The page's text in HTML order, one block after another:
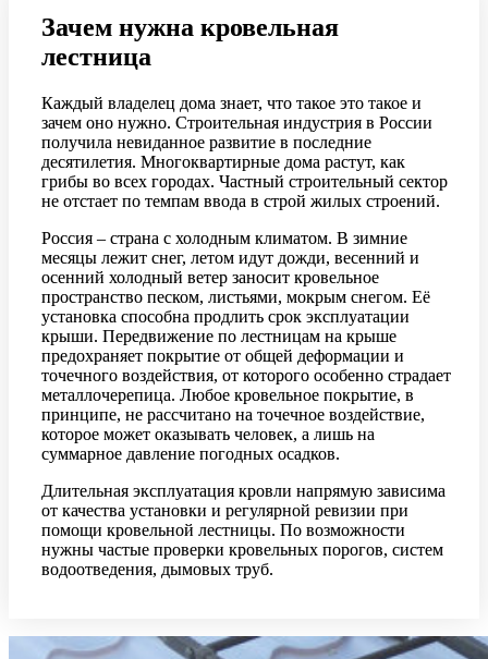
Зачем нужна кровельная
лестница
Каждый владелец дома знает, что такое это такое и
зачем оно нужно. Строительная индустрия в России
получила невиданное развитие в последние
десятилетия. Многоквартирные дома растут, как
грибы во всех городах. Частный строительный сектор
не отстает по темпам ввода в строй жилых строений.
Россия – страна с холодным климатом. В зимние
месяцы лежит снег, летом идут дожди, весенний и
осенний холодный ветер заносит кровельное
пространство песком, листьями, мокрым снегом. Её
установка способна продлить срок эксплуатации
крыши. Передвижение по лестницам на крыше
предохраняет покрытие от общей деформации и
точечного воздействия, от которого особенно страдает
металлочерепица. Любое кровельное покрытие, в
принципе, не рассчитано на точечное воздействие,
которое может оказывать человек, а лишь на
суммарное давление погодных осадков.
Длительная эксплуатация кровли напрямую зависима
от качества установки и регулярной ревизии при
помощи кровельной лестницы. По возможности
нужны частые проверки кровельных порогов, систем
водоотведения, дымовых труб.